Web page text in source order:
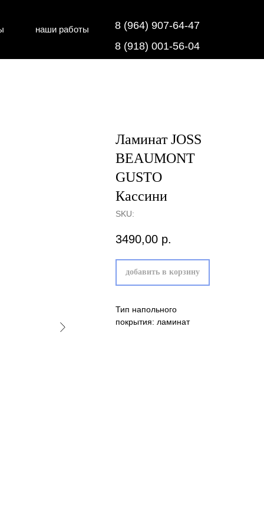
напольные покрытия8 (918) 001-56-04
наши работы 8 (964) 907-64-47
Ламинат JOSS
BEAUMONT
GUSTO
Кассини
SKU:
3490,00 р.
добавить в корзину
Тип напольного
покрытия: ламинат